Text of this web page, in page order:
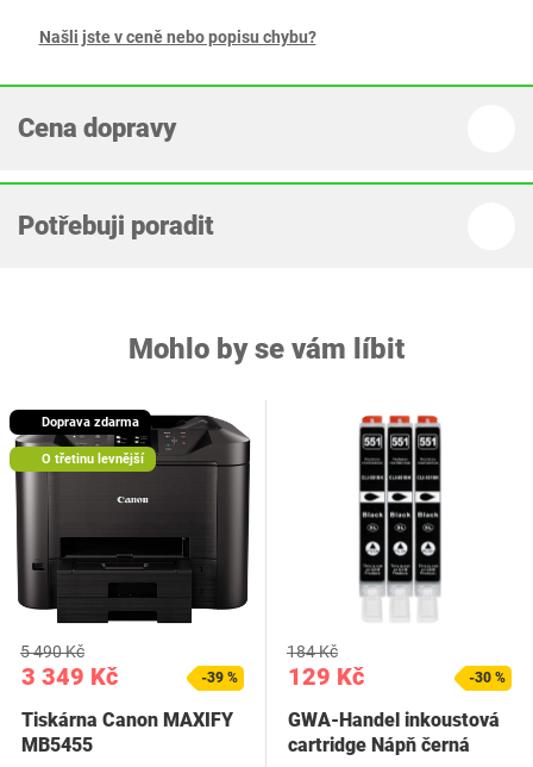
Našli jste v ceně nebo popisu chybu?
Cena dopravy
Potřebuji poradit
Mohlo by se vám líbit
Doprava zdarma
O třetinu levnější
3 349 Kč
5 490 Kč
-39 %
Tiskárna Canon MAXIFY
MB5455
129 Kč
184 Kč
-30 %
GWA-Handel inkoustová
cartridge Nápň černá